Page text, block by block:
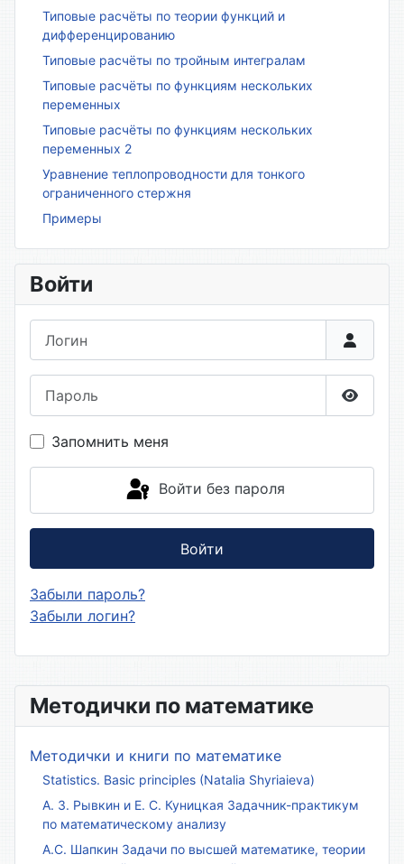
Методички по математике
Методички и книги по математике
Statistics. Basic principles (Natalia Shyriaieva)
А. З. Рывкин и Е. С. Куницкая Задачник-практикум
по математическому анализу
А.С. Шапкин Задачи по высшей математике, теории
Типовые расчёты по теории функций и
дифференцированию
Типовые расчёты по тройным интегралам
Типовые расчёты по функциям нескольких
переменных
Типовые расчёты по функциям нескольких
переменных 2
Уравнение теплопроводности для тонкого
ограниченного стержня
Примеры
Войти
Запомнить меня
Войти без пароля
Войти
Забыли пароль?
Забыли логин?